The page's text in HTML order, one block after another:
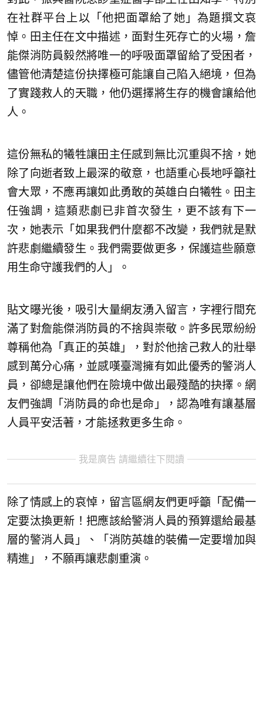
在社群平台上以「他把面罩給了她」為題撰文哀
悼。田主任在文中描述，面對生死存亡的火場，詹
能傑消防員毅然將唯一的呼吸面罩留給了受困者，
儘管他清楚這份抉擇極可能讓自己陷入絕境，但為
了實踐救人的天職，他仍選擇將生存的機會讓給他
人。
這份無私的犧牲讓田主任感到無比沉重與不捨，她
除了向逝者致上最深的敬意，也語重心長地呼籲社
會大眾，不應再讓如此勇敢的英雄白白犧牲。田主
任強調，這類悲劇已非首次發生，更不該有下一
次，她表示「如果我們什麼都不改變，我們就是默
許悲劇繼續發生。我們需要做更多，保護這些願意
用生命守護我們的人」。
貼文曝光後，吸引大量網友湧入留言，字裡行間充
滿了對詹能傑消防員的不捨與崇敬。許多民眾紛紛
尊稱他為「真正的英雄」，對於他捨己救人的壯舉
感到萬分心痛，並感嘆臺灣擁有如此優秀的警消人
員，卻總是讓他們在險境中做出最殘酷的抉擇。網
友們強調「消防員的命也是命」，認為唯有讓基層
人員平安活著，才能拯救更多生命。
我是廣告 請繼續往下閱讀
除了情感上的哀悼，留言區網友們更呼籲「配備一
定要汰換更新！把應該給警消人員的預算還給最基
層的警消人員」、「消防英雄的裝備一定要增加與
精進」，不願再讓悲劇重演。